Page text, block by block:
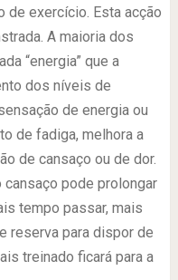
de exercício. Esta acção
A maioria dos
“energia” que a
dos níveis de
de energia ou
de fadiga, melhora a
de cansaço ou de dor.
pode prolongar
tempo passar, mais
reserva para dispor de
treinado ficará para a